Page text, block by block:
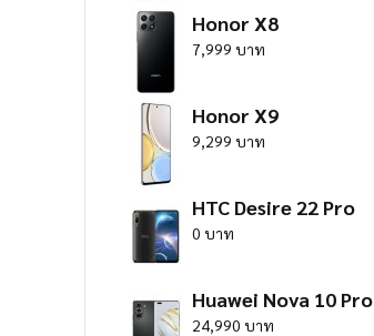
Honor X8
7,999 บาท
Honor X9
9,299 บาท
HTC Desire 22 Pro
0 บาท
Huawei Nova 10 Pro
24,990 บาท